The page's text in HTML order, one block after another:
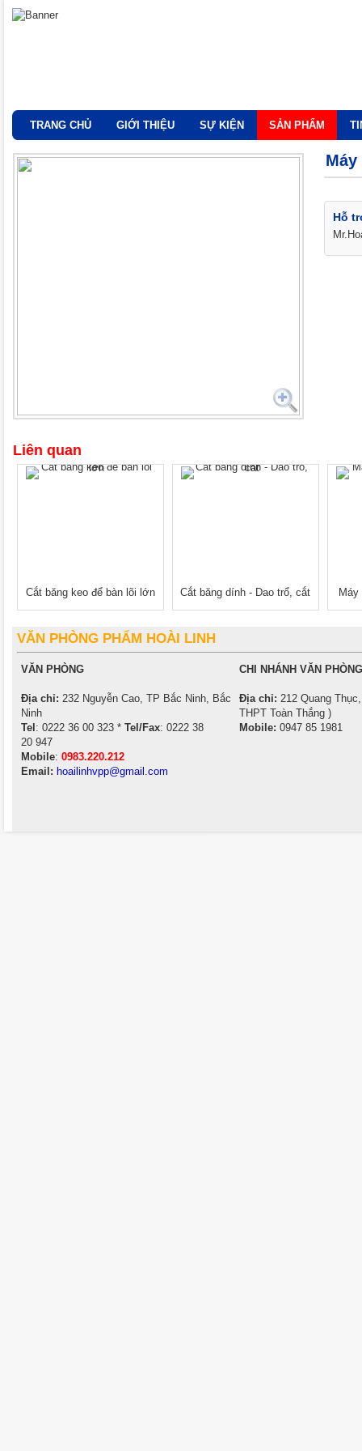
TRANG CHỦ GIỚI THIỆU SỰ KIỆN SẢN PHẨM
Máy
Hỗ
Liên quan
Cắt băng keo để bàn lõi lớn Cắt băng dính - Dao trổ, cắt
VĂN PHÒNG PHẨM HOÀI LINH
VĂN PHÒNG
Địa chỉ: 232 Nguyễn Cao, TP Bắc Ninh, Bắc
Ninh
Tel : 0222 36 00 323 * Tel/Fax: 0222 38
20 947
Mobile: 0983.220.212
Email: hoailinhvpp@gmail.com
CHI NHÁNH VĂN
Địa chỉ: 212 Quang
THPT Toàn Thắng )
Mobile: 0947 85 1981